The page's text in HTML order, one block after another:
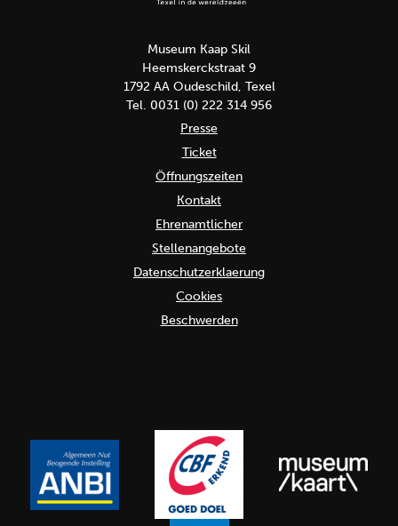
Museum Kaap Skil
Heemskerckstraat 9
1792 AA Oudeschild, Texel
Tel. 0031 (0) 222 314 956
Presse
Ticket
Öffnungszeiten
Kontakt
Ehrenamtlicher
Stellenangebote
Datenschutzerklaerung
Cookies
Beschwerden